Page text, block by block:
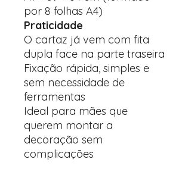
por 8 folhas A4)
Praticidade
O cartaz já vem com fita
dupla face na parte traseira
Fixação rápida, simples e
sem necessidade de
ferramentas
Ideal para mães que
querem montar a
decoração sem
complicações